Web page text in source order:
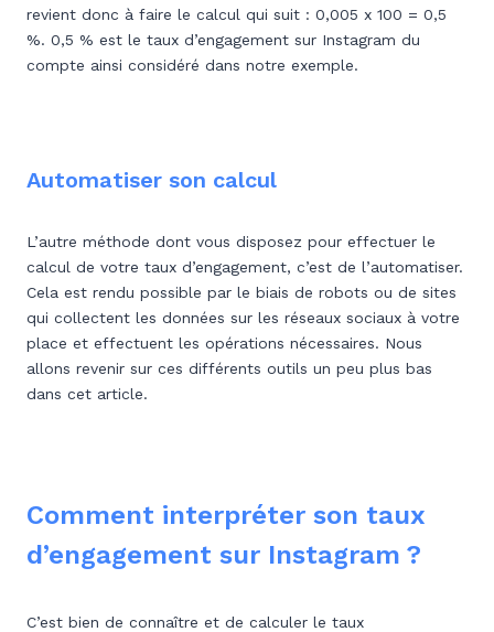
revient donc à faire le calcul qui suit : 0,005 x 100 = 0,5
%. 0,5 % est le taux d’engagement sur Instagram du
compte ainsi considéré dans notre exemple.
Automatiser son calcul
L’autre méthode dont vous disposez pour effectuer le
calcul de votre taux d’engagement, c’est de l’automatiser.
Cela est rendu possible par le biais de robots ou de sites
qui collectent les données sur les réseaux sociaux à votre
place et effectuent les opérations nécessaires. Nous
allons revenir sur ces différents outils un peu plus bas
dans cet article.
Comment interpréter son taux
d’engagement sur Instagram ?
C’est bien de connaître et de calculer le taux